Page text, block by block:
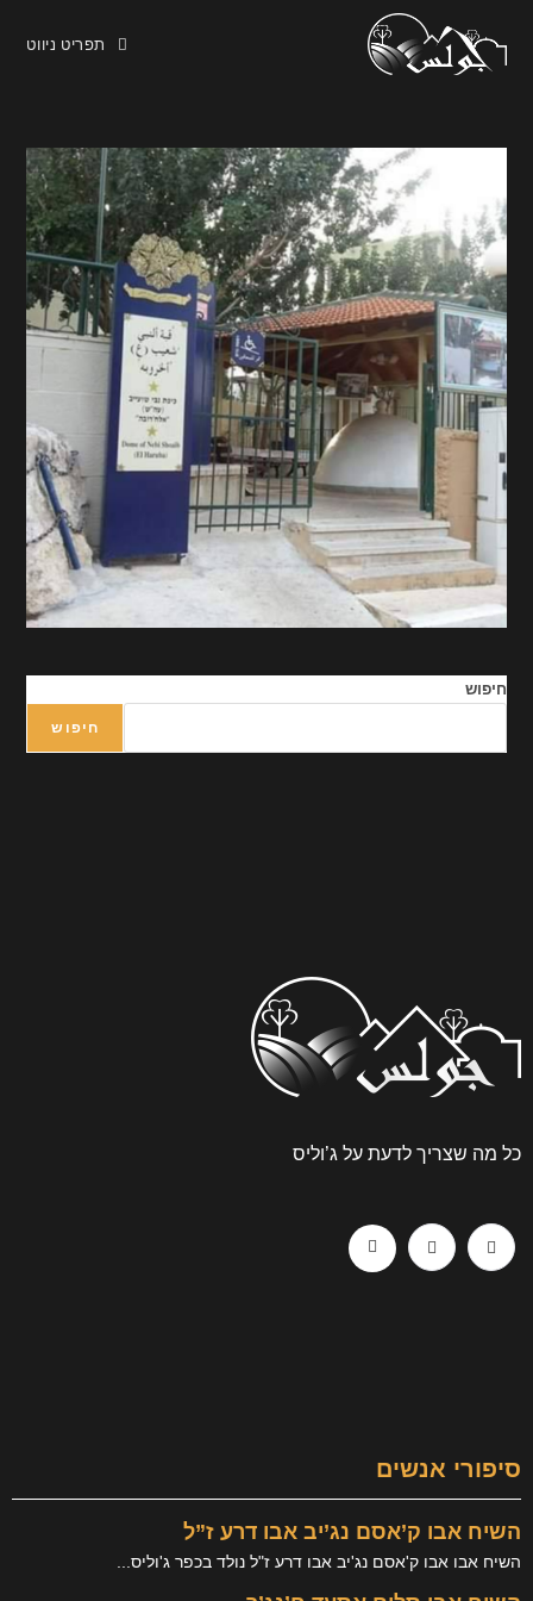
תפריט ניווט
חיפוש
חיפוש
כל מה שצריך לדעת על ג’וליס
סיפורי אנשים
השיח אבו ק’אסם נג’יב אבו דרע ז”ל
השיח אבו אבו ק'אסם נג'יב אבו דרע ז"ל נולד בכפר ג'וליס...